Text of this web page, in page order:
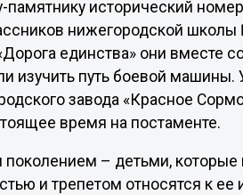
памятнику исторический
нижегородской
единства» они вместе
изучить путь боевой
завода «Красное
время на постаменте.
– детьми, которые
и трепетом относятся к ее